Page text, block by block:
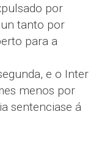
por
tanto por
para a
e o Inter
menos por
sentenciase á